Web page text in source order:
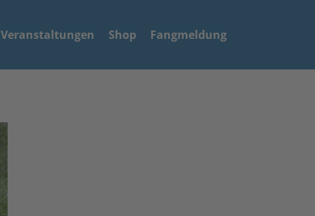
Veranstaltungen Shop Fangmeldung